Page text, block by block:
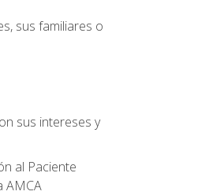
sus familiares o
sus intereses y
al Paciente
AMCA